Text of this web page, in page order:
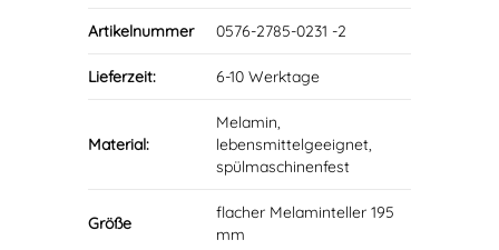
Artikelnummer 0576-2785-0231 -2
Lieferzeit: 6-10 Werktage
Material:
Melamin,
lebensmittelgeeignet,
spülmaschinenfest
Größe
flacher Melaminteller 195
mm